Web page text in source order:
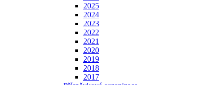
2025
2024
2023
2022
2021
2020
2019
2018
2017